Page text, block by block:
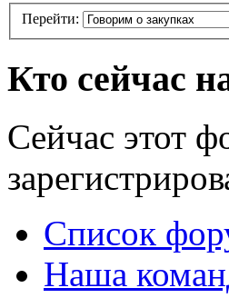
Перейти:
Кто сейчас
Сейчас этот
Список
Наша